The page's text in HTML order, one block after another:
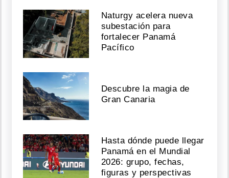
Naturgy acelera nueva
subestación para
fortalecer Panamá
Pacífico
Descubre la magia de
Gran Canaria
Hasta dónde puede llegar
Panamá en el Mundial
2026: grupo, fechas,
figuras y perspectivas